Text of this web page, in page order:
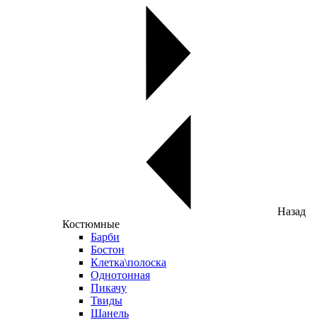
Назад
Костюмные
Барби
Бостон
Клетка\полоска
Однотонная
Пикачу
Твиды
Шанель